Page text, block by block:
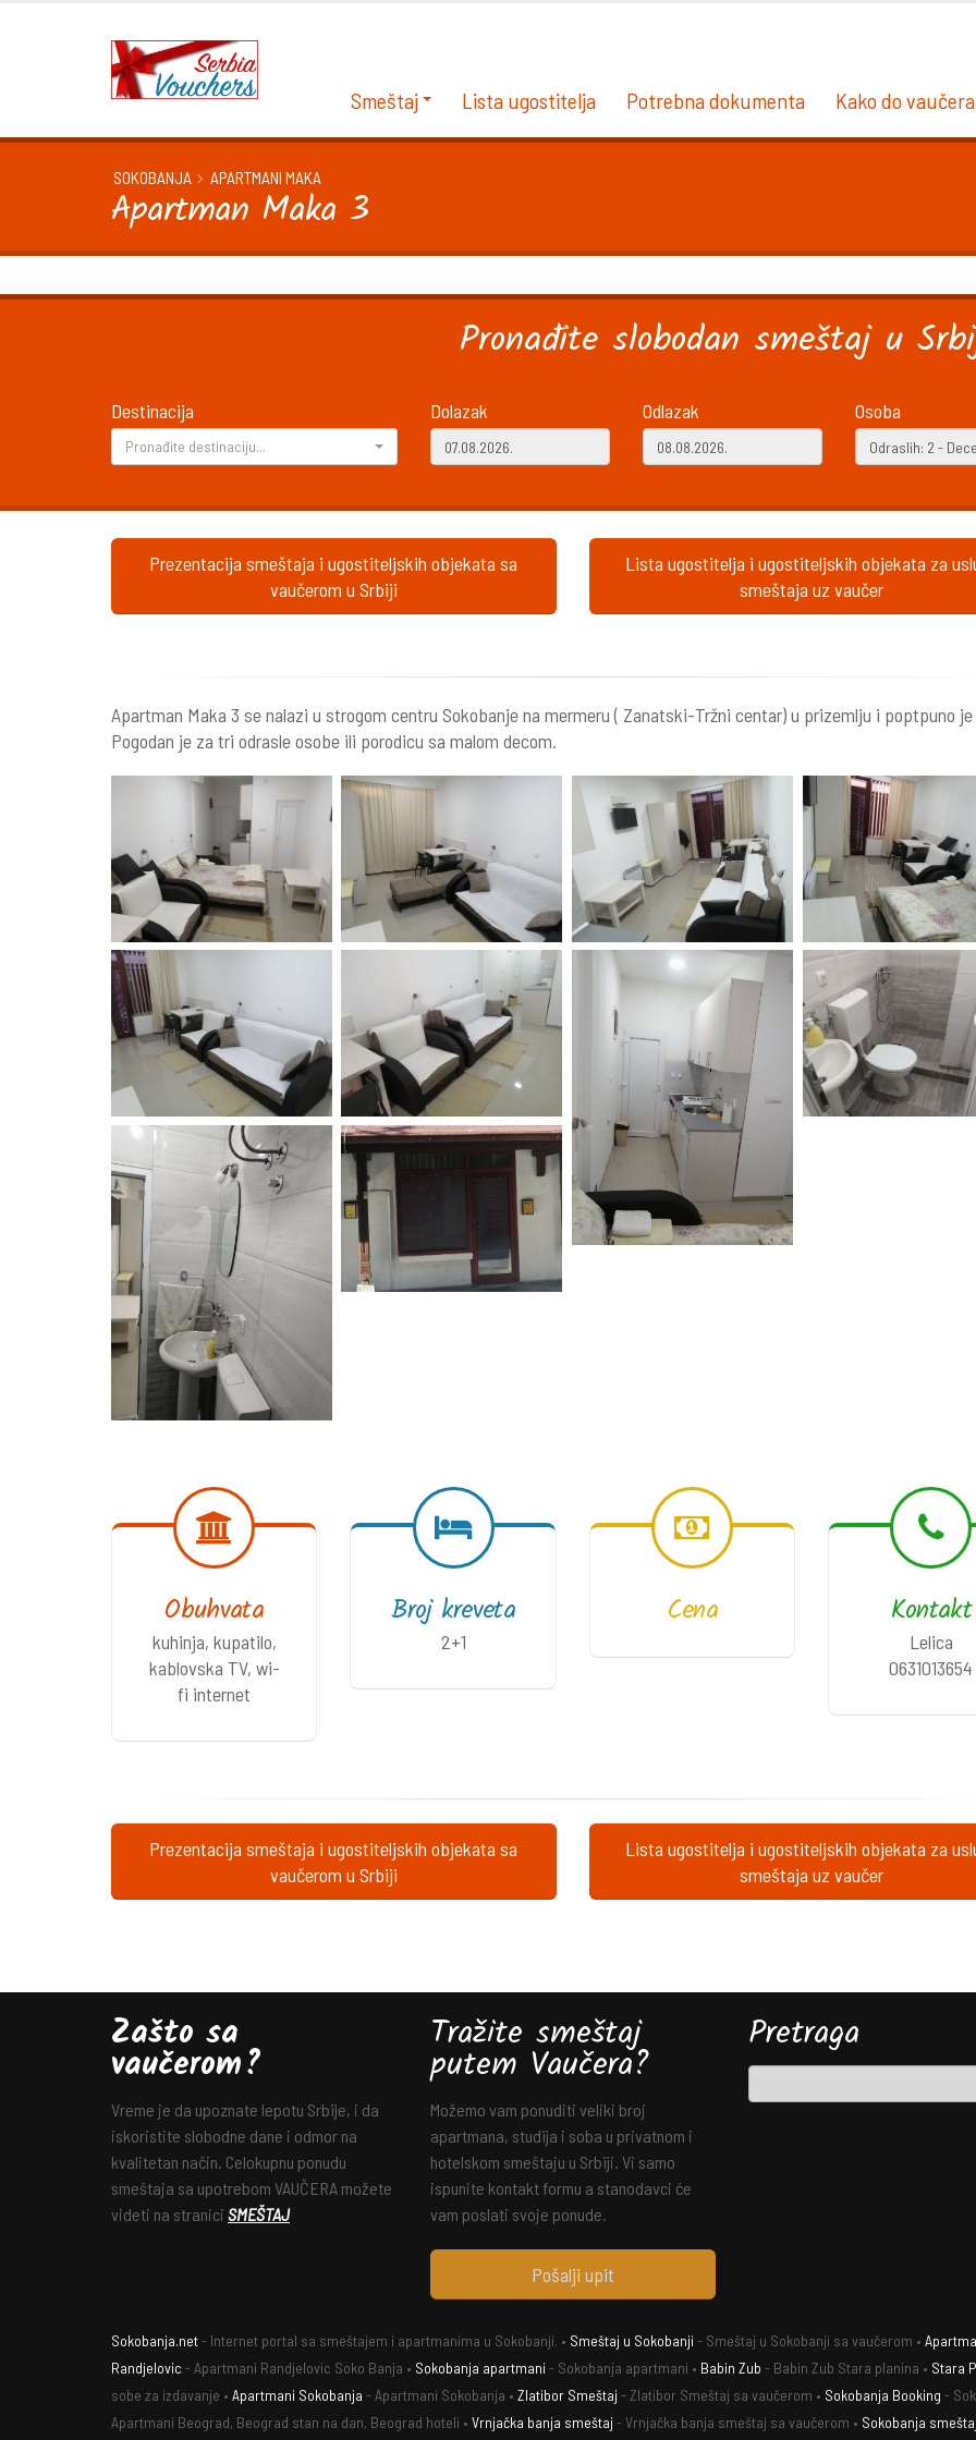
Smeštaj Lista ugostitelja Potrebna dokumenta Kako do vaučera
SOKOBANJA APARTMANI MAKA
Apartman Maka 3
Pronađite slobodan smeštaj u
Destinacija
Pronađite destinaciju...
Dolazak Odlazak Osoba
Prezentacija smeštaja i ugostiteljskih objekata sa
vaučerom u Srbiji
Lista ugostitelja i ugostiteljskih objekata za
smeštaja uz vaučer
Apartman Maka 3 se nalazi u strogom centru Sokobanje na mermeru ( Zanatski-Tržni centar) u prizemlju i poptpuno
Pogodan je za tri odrasle osobe ili porodicu sa malom decom.
Obuhvata
kuhinja, kupatilo,
kablovska TV, wi-
fi internet
Broj kreveta
2+1
Cena Kontakt
Lelica
0631013654
Prezentacija smeštaja i ugostiteljskih objekata sa
vaučerom u Srbiji
Lista ugostitelja i ugostiteljskih objekata za
smeštaja uz vaučer
Zašto sa
vaučerom?
Vreme je da upoznate lepotu Srbije, i da
iskoristite slobodne dane i odmor na
kvalitetan način. Celokupnu ponudu
smeštaja sa upotrebom VAUČERA možete
videti na stranici SMEŠTAJ
Tražite smeštaj
putem Vaučera?
Možemo vam ponuditi veliki broj
apartmana, studija i soba u privatnom i
hotelskom smeštaju u Srbiji. Vi samo
ispunite kontakt formu a stanodavci će
vam poslati svoje ponude.
Pošalji upit
Pretraga
Sokobanja.net- Internet portal sa smeštajem i apartmanima u Sokobanji. • Smeštaj u Sokobanji - Smeštaj u Sokobanji sa vaučerom •
Randjelovic - Apartmani Randjelovic Soko Banja • Sokobanja apartmani - Sokobanja apartmani • Babin Zub - Babin Zub Stara planina • Stara
sobe za izdavanje • Apartmani Sokobanja - Apartmani Sokobanja • Zlatibor Smeštaj - Zlatibor Smeštaj sa vaučerom • Sokobanja Booking -
Apartmani Beograd, Beograd stan na dan, Beograd hoteli • Vrnjačka banja smeštaj - Vrnjačka banja smeštaj sa vaučerom • Sokobanja